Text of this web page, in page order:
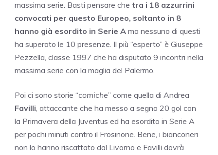
massima serie. Basti pensare che tra i 18 azzurrini
convocati per questo Europeo, soltanto in 8
hanno già esordito in Serie A ma nessuno di questi
ha superato le 10 presenze. Il più “esperto” è Giuseppe
Pezzella, classe 1997 che ha disputato 9 incontri nella
massima serie con la maglia del Palermo.
Poi ci sono storie “comiche” come quella di Andrea
Favilli, attaccante che ha messo a segno 20 gol con
la Primavera della Juventus ed ha esordito in Serie A
per pochi minuti contro il Frosinone. Bene, i bianconeri
non lo hanno riscattato dal Livorno e Favilli dovrà